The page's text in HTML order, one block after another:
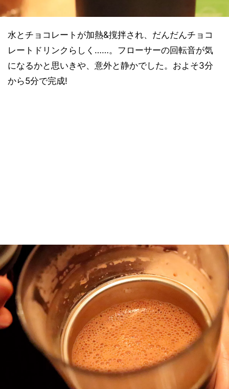
水とチョコレートが加熱&撹拌され、だんだんチョコ
レートドリンクらしく……。フローサーの回転音が気
になるかと思いきや、意外と静かでした。およそ3分
から5分で完成!